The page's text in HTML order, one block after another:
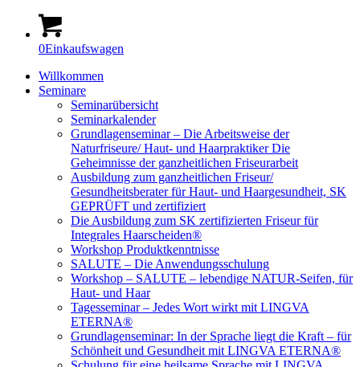
0Einkaufswagen
Willkommen
Seminare
Seminarübersicht
Seminarkalender
Grundlagenseminar – Die Arbeitsweise der
Naturfriseure/ Haut- und Haarpraktiker Die
Geheimnisse der ganzheitlichen Friseurarbeit
Ausbildung zum ganzheitlichen Friseur/
Gesundheitsberater für Haut- und Haargesundheit, SK
GEPRÜFT und zertifiziert
Die Ausbildung zum SK zertifizierten Friseur für
Integrales Haarscheiden®
Workshop Produktkenntnisse
SALUTE – Die Anwendungsschulung
Workshop – SALUTE – lebendige NATUR-Seifen, für
Haut- und Haar
Tagesseminar – Jedes Wort wirkt mit LINGVA
ETERNA®
Grundlagenseminar: In der Sprache liegt die Kraft – für
Schönheit und Gesundheit mit LINGVA ETERNA®